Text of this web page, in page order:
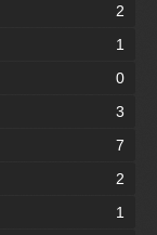
2
1
0
3
7
2
1